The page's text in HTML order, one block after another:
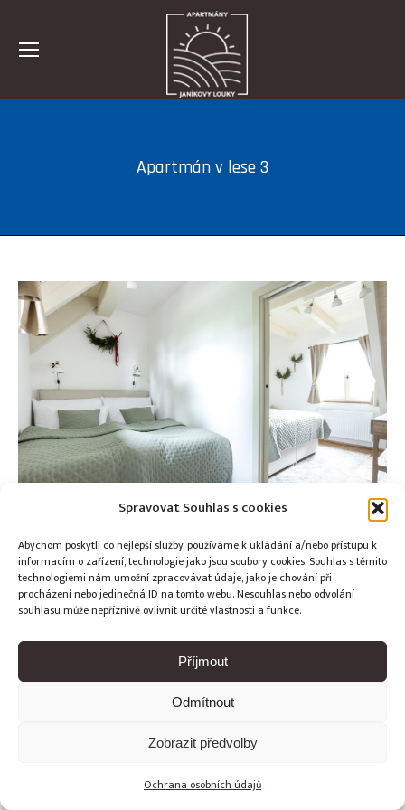
Spravovat Souhlas s cookies
Abychom poskytli co nejlepší služby, používáme k ukládání a/nebo přístupu k
informacím o zařízení, technologie jako jsou soubory cookies. Souhlas s těmito
technologiemi nám umožní zpracovávat údaje, jako je chování při
procházení nebo jedinečná ID na tomto webu. Nesouhlas nebo odvolání
souhlasu může nepříznivě ovlivnit určité vlastnosti a funkce.
Příjmout
Odmítnout
Zobrazit předvolby
Ochrana osobních údajů
Apartmán v lese 3
Copyright © Weiron Dynamics, s.r.o. |Tvorba webových stránek